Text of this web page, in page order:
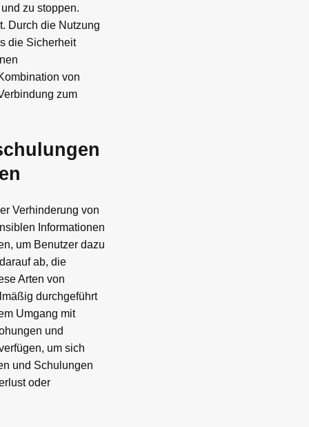
zu stoppen.
Durch die Nutzung
die Sicherheit
von
zum
Verhinderung von
Informationen
um Benutzer dazu
ab, die
Arten von
durchgeführt
Umgang mit
und
um sich
und Schulungen
oder